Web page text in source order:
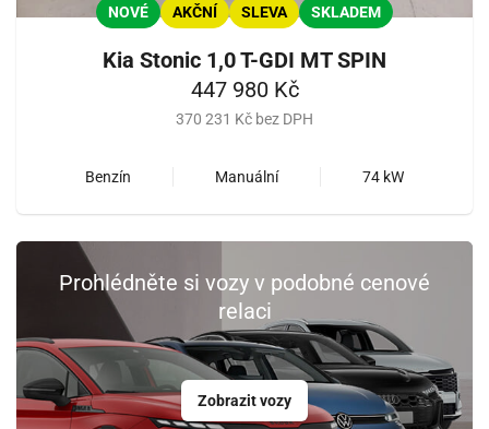
NOVÉ AKČNÍ SLEVA SKLADEM
Kia Stonic 1,0 T-GDI MT SPIN
447 980 Kč
370 231 Kč bez DPH
Benzín Manuální 74 kW
Prohlédněte si vozy v podobné cenové
relaci
Zobrazit vozy